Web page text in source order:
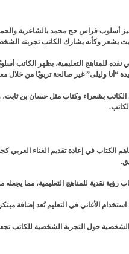
أسلوب فراس حج محمد بالشاعرية
يشعر وكأنه يشارك الكاتب تجربته
نقده للمناهج التعليمية، يظهر الكاتب
“أنا وليلى” غير صالحة تربويًا من خلال
الكاتب بشعراء وكتاب مثل حسان بن
الكتاب في إعادة تقديم الغناء العربي